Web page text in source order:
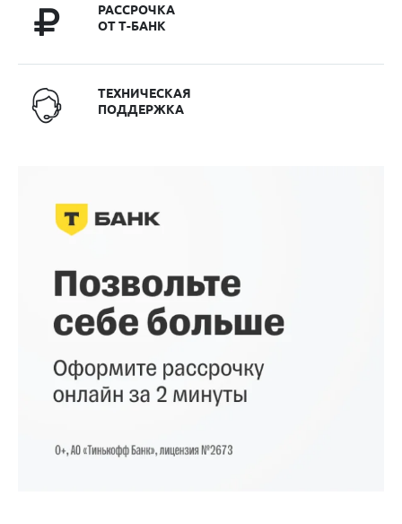
РАССРОЧКА
ОТ Т-БАНК
ТЕХНИЧЕСКАЯ
ПОДДЕРЖКА